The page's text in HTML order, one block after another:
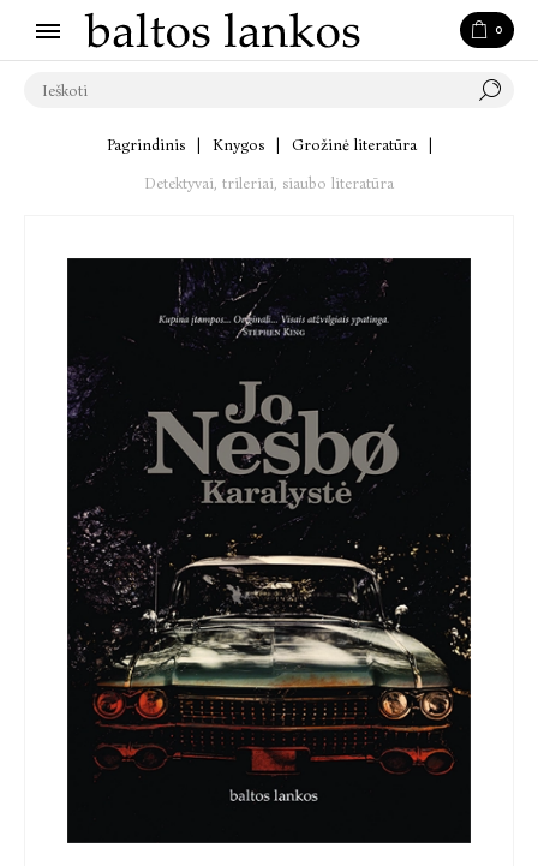
0
Pagrindinis Knygos Grožinė literatūra
Detektyvai, trileriai, siaubo literatūra